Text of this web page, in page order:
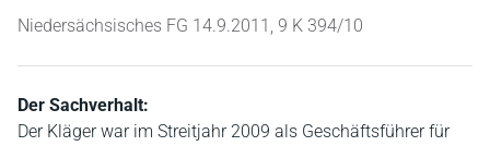
Niedersächsisches FG 14.9.2011, 9 K 394/10
Der Sachverhalt:
Der Kläger war im Streitjahr 2009 als Geschäftsführer für